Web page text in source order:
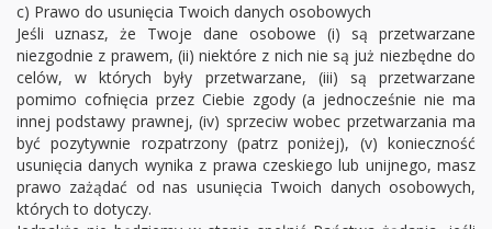
c) Prawo do usunięcia Twoich danych osobowych
Jeśli uznasz, że Twoje dane osobowe (i) są przetwarzane
niezgodnie z prawem, (ii) niektóre z nich nie są już niezbędne do
celów, w których były przetwarzane, (iii) są przetwarzane
pomimo cofnięcia przez Ciebie zgody (a jednocześnie nie ma
innej podstawy prawnej, (iv) sprzeciw wobec przetwarzania ma
być pozytywnie rozpatrzony (patrz poniżej), (v) konieczność
usunięcia danych wynika z prawa czeskiego lub unijnego, masz
prawo zażądać od nas usunięcia Twoich danych osobowych,
których to dotyczy.